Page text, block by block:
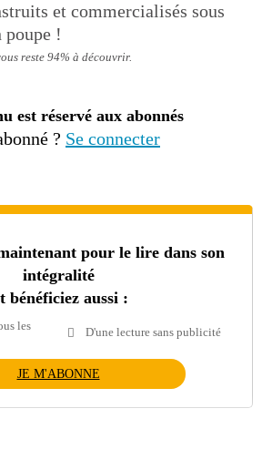
et commercialisés sous
poupe !
reste 94% à découvrir.
est réservé aux abonnés
? Se connecter
pour le lire dans son
intégralité
bénéficiez aussi :
les
D'une lecture sans publicité
JE M'ABONNE